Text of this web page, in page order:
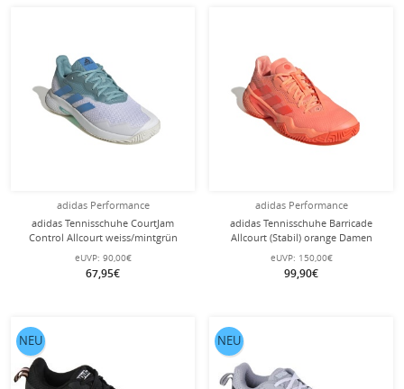
adidas Performance
adidas Tennisschuhe CourtJam
Control Allcourt weiss/mintgrün
Herren
eUVP: 90,00€
67,95€
adidas Performance
adidas Tennisschuhe Barricade
Allcourt (Stabil) orange Damen
eUVP: 150,00€
99,90€
NEU NEU